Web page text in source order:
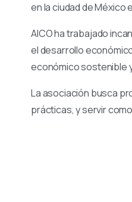
en la ciudad de México
AICO ha trabajado
el desarrollo
económico sostenible
La asociación busca
prácticas, y servir